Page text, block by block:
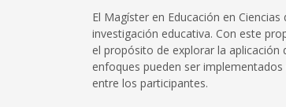
El Magíster en Educación en
investigación educativa. Con este
el propósito de explorar la
enfoques pueden ser
entre los participantes.